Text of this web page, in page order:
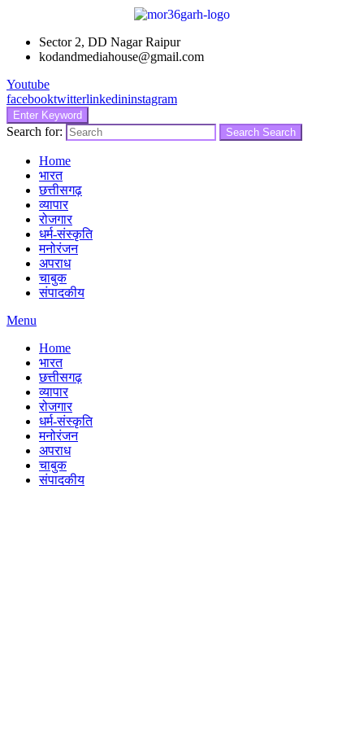
Sector 2, DD Nagar Raipur
kodandmediahouse@gmail.com
Youtube
facebooktwitterlinkedininstagram
Enter Keyword
Search for: Search Search
Home
भारत
छत्तीसगढ़
व्यापार
रोजगार
धर्म-संस्कृति
मनोरंजन
अपराध
चाबुक
संपादकीय
Menu
Home
भारत
छत्तीसगढ़
व्यापार
रोजगार
धर्म-संस्कृति
मनोरंजन
अपराध
चाबुक
संपादकीय